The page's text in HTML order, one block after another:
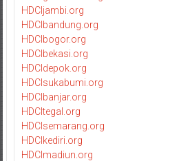
HDCIjambi.org
HDCIbandung.org
HDCIbogor.org
HDCIbekasi.org
HDCIdepok.org
HDCIsukabumi.org
HDCIbanjar.org
HDCItegal.org
HDCIsemarang.org
HDCIkediri.org
HDCImadiun.org